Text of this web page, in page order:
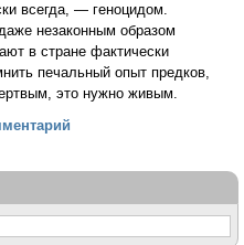
всегда, — геноцидом.
незаконным образом
в стране фактически
печальный опыт предков,
это нужно живым.
лишь пронацистскую